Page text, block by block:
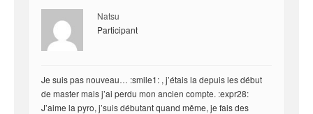
Natsu
Participant
Je suis pas nouveau… :smile1: , j’étais la depuis les début
de master mais j’ai perdu mon ancien compte. :expr28:
J’aime la pyro, j’suis débutant quand même, je fais des